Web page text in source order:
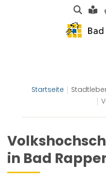
Startseite
in Bad